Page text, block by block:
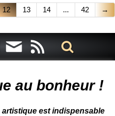
12 13 14 ... 42 →
au bonheur !
est indispensable